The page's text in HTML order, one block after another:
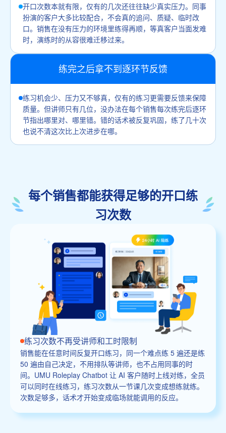
开口次数本就有限，仅有的几次还往往缺少真实压力。同事
扮演的客户大多比较配合，不会真的追问、质疑、临时改
口。销售在没有压力的环境里练得再顺，等真客户当面发难
时，演练时的从容很难迁移过来。
练完之后拿不到逐环节反馈
练习机会少、压力又不够真，仅有的练习更需要反馈来保障
质量。但讲师只有几位，没办法在每个销售每次练完后逐环
节指出哪里对、哪里错。错的话术被反复巩固，练了几十次
也说不清这次比上次进步在哪。
每个销售都能获得足够的开口练
习次数
练习次数不再受讲师和工时限制
销售能在任意时间反复开口练习，同一个难点练 5 遍还是练
50 遍由自己决定，不用排队等讲师，也不占用同事的时
间。UMU Roleplay Chatbot 让 AI 客户随时上线对练，全员
可以同时在线练习，练习次数从一节课几次变成想练就练。
次数足够多，话术才开始变成临场就能调用的反应。